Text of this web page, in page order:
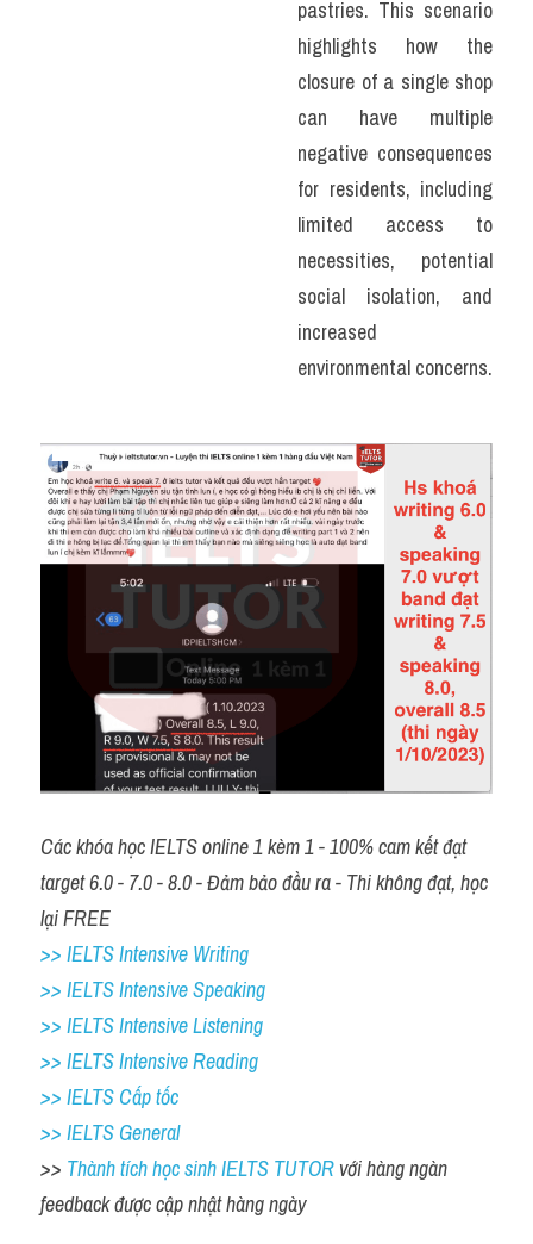
pastries. This scenario
highlights how the
closure of a single shop
can have multiple
negative consequences
for residents, including
limited access to
necessities, potential
social isolation, and
increased
environmental concerns.
Các khóa học IELTS online 1 kèm 1 - 100% cam kết đạt
target 6.0 - 7.0 - 8.0 - Đảm bảo đầu ra - Thi không đạt, học
lại FREE
>> IELTS Intensive Writing
>> IELTS Intensive Speaking
>> IELTS Intensive Listening
>> IELTS Intensive Reading
>> IELTS Cấp tốc
>> IELTS General
>> Thành tích học sinh IELTS TUTOR với hàng ngàn
feedback được cập nhật hàng ngày